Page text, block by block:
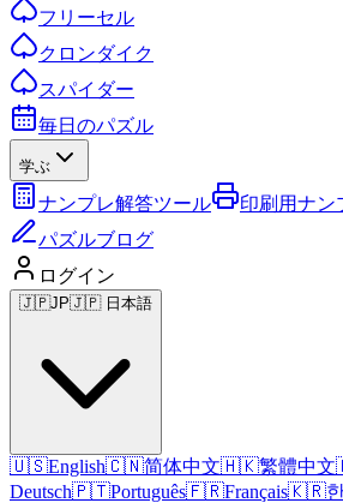
フリーセル
クロンダイク
スパイダー
毎日のパズル
学ぶ
ナンプレ解答ツール 印刷用ナン
パズルブログ
ログイン
🇯🇵JP🇯🇵 日本語
🇺🇸English🇨🇳简体中文🇭🇰繁體中文
Deutsch🇵🇹Português🇫🇷Français🇰🇷